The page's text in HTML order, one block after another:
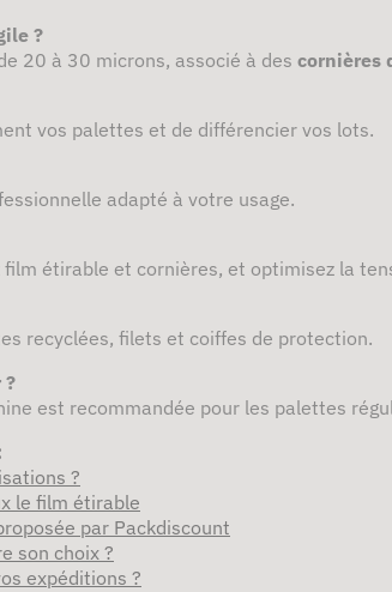
?
20 à 30 microns, associé à des cornières
vos palettes et de différencier vos lots.
adapté à votre usage.
étirable et cornières, et optimisez la
recyclées, filets et coiffes de protection.
?
est recommandée pour les palettes
?
le film étirable
par Packdiscount
son choix ?
expéditions ?